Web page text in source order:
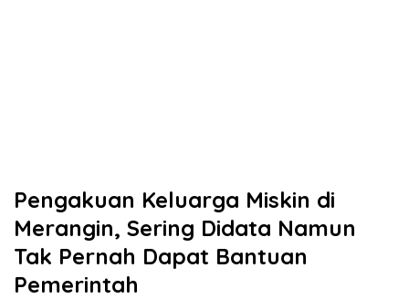
Pengakuan Keluarga Miskin di
Merangin, Sering Didata Namun
Tak Pernah Dapat Bantuan
Pemerintah